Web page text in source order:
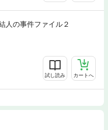
人の事件ファイル２
試し読み カートへ